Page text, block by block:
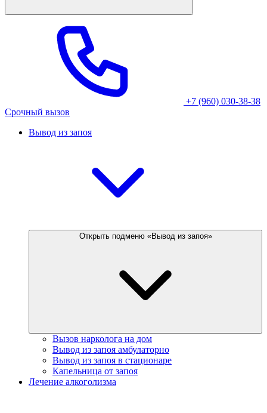
+7 (960) 030-38-38
Срочный вызов
Вывод из запоя
Открыть подменю «Вывод из запоя»
Вызов нарколога на дом
Вывод из запоя амбулаторно
Вывод из запоя в стационаре
Капельница от запоя
Лечение алкоголизма